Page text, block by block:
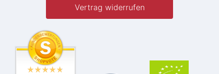
Vertrag widerrufen